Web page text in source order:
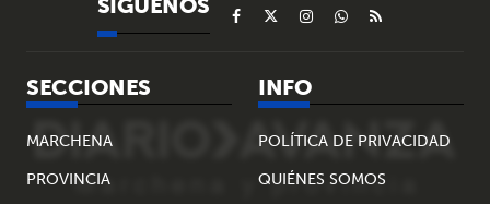
SECCIONES
MARCHENA
PROVINCIA
INFO
POLÍTICA DE PRIVACIDAD
QUIÉNES SOMOS